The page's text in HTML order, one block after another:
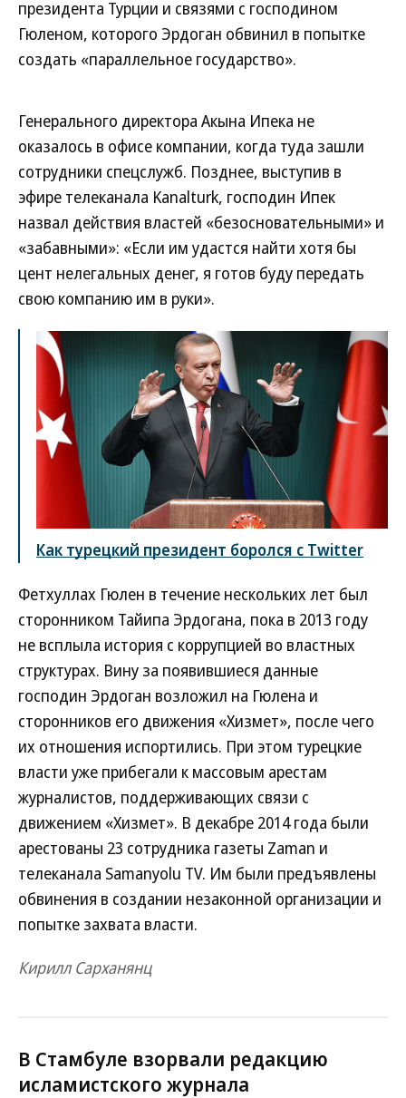
президента Турции и связями с господином
Гюленом, которого Эрдоган обвинил в попытке
создать «параллельное государство».
Генерального директора Акына Ипека не
оказалось в офисе компании, когда туда зашли
сотрудники спецслужб. Позднее, выступив в
эфире телеканала Kanalturk, господин Ипек
назвал действия властей «безосновательными» и
«забавными»: «Если им удастся найти хотя бы
цент нелегальных денег, я готов буду передать
свою компанию им в руки».
Как турецкий президент боролся с Twitter
Фетхуллах Гюлен в течение нескольких лет был
сторонником Тайипа Эрдогана, пока в 2013 году
не всплыла история с коррупцией во властных
структурах. Вину за появившиеся данные
господин Эрдоган возложил на Гюлена и
сторонников его движения «Хизмет», после чего
их отношения испортились. При этом турецкие
власти уже прибегали к массовым арестам
журналистов, поддерживающих связи с
движением «Хизмет». В декабре 2014 года были
арестованы 23 сотрудника газеты Zaman и
телеканала Samanyolu TV. Им были предъявлены
обвинения в создании незаконной организации и
попытке захвата власти.
Кирилл Сарханянц
В Стамбуле взорвали редакцию
исламистского журнала